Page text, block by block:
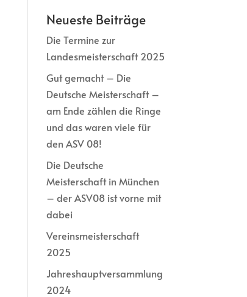
Neueste Beiträge
Die Termine zur
Landesmeisterschaft 2025
Gut gemacht – Die
Deutsche Meisterschaft –
am Ende zählen die Ringe
und das waren viele für
den ASV 08!
Die Deutsche
Meisterschaft in München
– der ASV08 ist vorne mit
dabei
Vereinsmeisterschaft
2025
Jahreshauptversammlung
2024